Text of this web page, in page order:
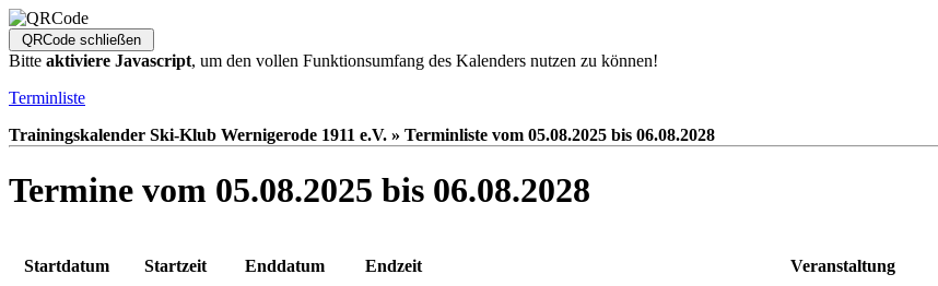
Bitte aktiviere Javascript, um den vollen Funktionsumfang des Kalenders nutzen zu können!
Terminliste
Trainingskalender Ski-Klub Wernigerode 1911 e.V. » Terminliste vom 05.08.2025 bis 06.08.2028
Termine vom 05.08.2025 bis 06.08.2028
Startdatum Startzeit Enddatum Endzeit Veranstaltung